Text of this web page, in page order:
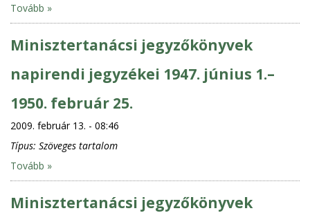
Tovább »
Minisztertanácsi jegyzőkönyvek
napirendi jegyzékei 1947. június 1.–
1950. február 25.
2009. február 13. - 08:46
Típus: Szöveges tartalom
Tovább »
Minisztertanácsi jegyzőkönyvek